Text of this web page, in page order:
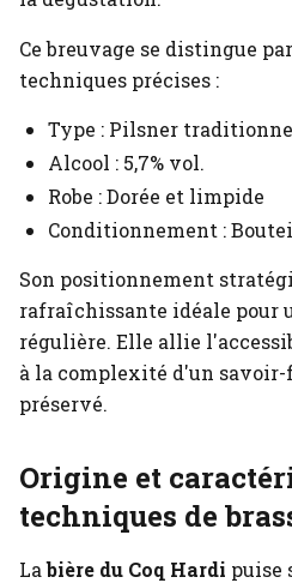
Ce breuvage se distingue
techniques précises :
Type : Pilsner
Alcool : 5,7% vol.
Robe : Dorée et limpide
Conditionnement :
Son positionnement
rafraîchissante idéale pour
régulière. Elle allie
à la complexité d'un
préservé.
Origine et
techniques de
Labière du Coq Hardi puise